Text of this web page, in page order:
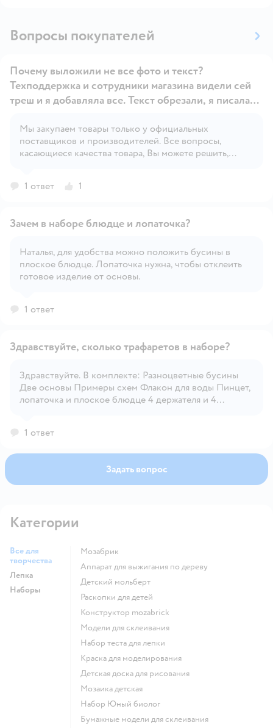
Вопросы покупателей
Открыть вопрос
Почему выложили не все фото и текст?
Техподдержка и сотрудники магазина видели сей
треш и я добавляла все. Текст обрезали, я писала
жутко красятся.
Мы закупаем товары только у официальных
поставщиков и производителей. Все вопросы,
касающиеся качества товара, Вы можете решить,
1 ответ
1
Открыть вопрос
Зачем в наборе блюдце и лопаточка?
Наталья, для удобства можно положить бусины в
плоское блюдце. Лопаточка нужна, чтобы отклеить
готовое изделие от основы.
1 ответ
Открыть вопрос
Здравствуйте, сколько трафаретов в наборе?
Здравствуйте. В комплекте: Разноцветные бусины
Две основы Примеры схем Флакон для воды Пинцет,
лопаточка и плоское блюдце 4 держателя и 4
1 ответ
Задать вопрос
Категории
Все для
творчества
Лепка
Наборы
Мозабрик
Аппарат для выжигания по дереву
Детский мольберт
Раскопки для детей
Конструктор mozabrick
Модели для склеивания
Набор теста для лепки
Краска для моделирования
Детская доска для рисования
Мозаика детская
набор Юный биолог
Бумажные модели для склеивания